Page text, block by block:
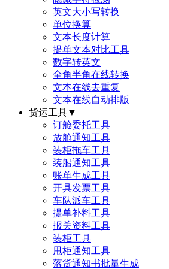
英文大小写转换
单位换算
文本长度计算
提单文本对比工具
数字转英文
全角半角在线转换
文本在线去重复
文本在线自动排版
货运工具▼
订舱委托工具
放舱通知工具
装柜拖车工具
装船通知工具
账单生成工具
开具发票工具
车队派车工具
提单补料工具
报关资料工具
装柜工具
甩柜通知工具
落货通知书批量生成